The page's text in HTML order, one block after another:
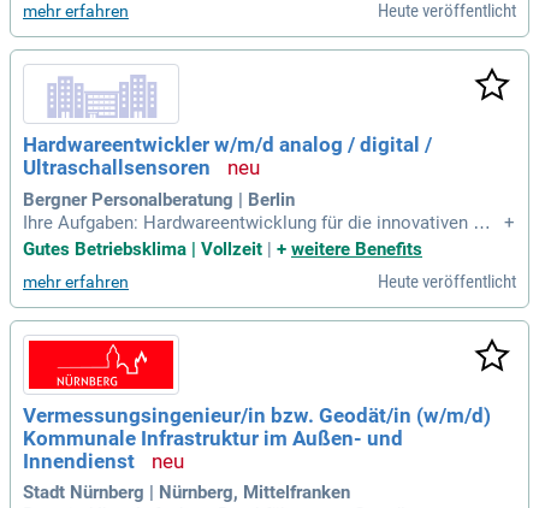
g; Mehrjährige Erfahrung im Bereich Operational Excellence,
Lean Management,
mehr erfahren Heute veröffentlicht
Hardwareentwickler w/m/d analog / digital /
Ultraschallsensoren
Bergner Personalberatung | Berlin
Ihre Aufgaben: Hardwareentwicklung für die innovativen Me
ssgeräte a) Analogfrontends für; Ultraschallmesstechnik, b)
wicklung von Ultraschallsensoren für Anwendungen von 20
kHz bis 10 MHz; Gestaltung
+
Gutes Betriebsklima | Vollzeit | + weitere Benefits
mehr erfahren Heute veröffentlicht
Vermessungsingenieur/in bzw. Geodät/in (w/m/d)
Kommunale Infrastruktur im Außen- und
Innendienst
Stadt Nürnberg | Nürnberg, Mittelfranken